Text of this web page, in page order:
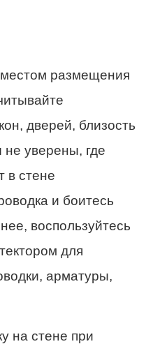
размещения
дверей, близость
не уверены, где
в стене
и боитесь
воспользуйтесь
для
арматуры,
на стене при